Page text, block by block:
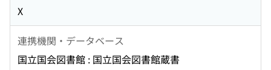
X
連携機関・データベース
国立国会図書館 : 国立国会図書館蔵書